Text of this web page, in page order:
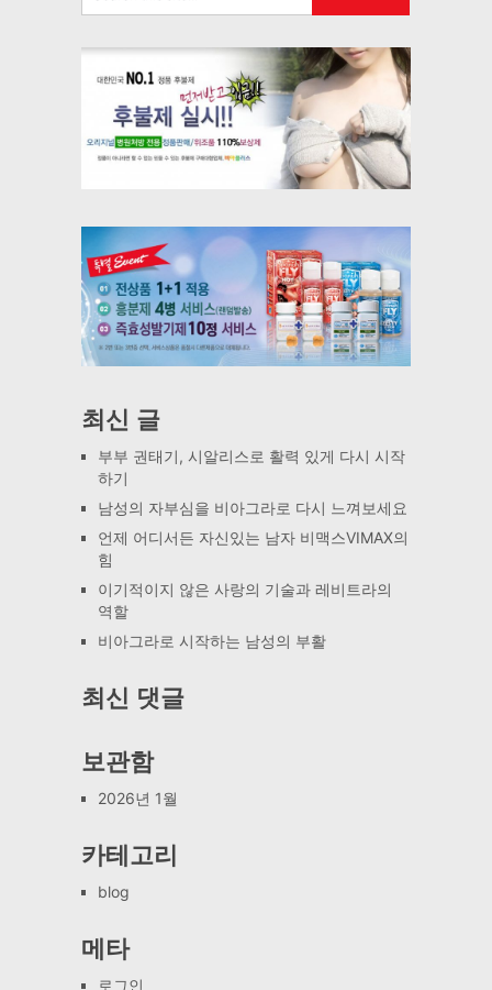
최신 글
부부 권태기, 시알리스로 활력 있게 다시 시작
하기
남성의 자부심을 비아그라로 다시 느껴보세요
언제 어디서든 자신있는 남자 비맥스VIMAX의
힘
이기적이지 않은 사랑의 기술과 레비트라의
역할
비아그라로 시작하는 남성의 부활
최신 댓글
보관함
2026년 1월
카테고리
blog
메타
로그인